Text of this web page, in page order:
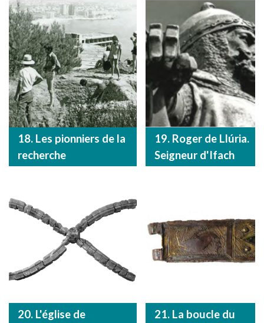
18. Les pionniers de la
recherche
19. Roger de Llúria.
Seigneur d'Ifach
20. L'église de 21. La boucle du